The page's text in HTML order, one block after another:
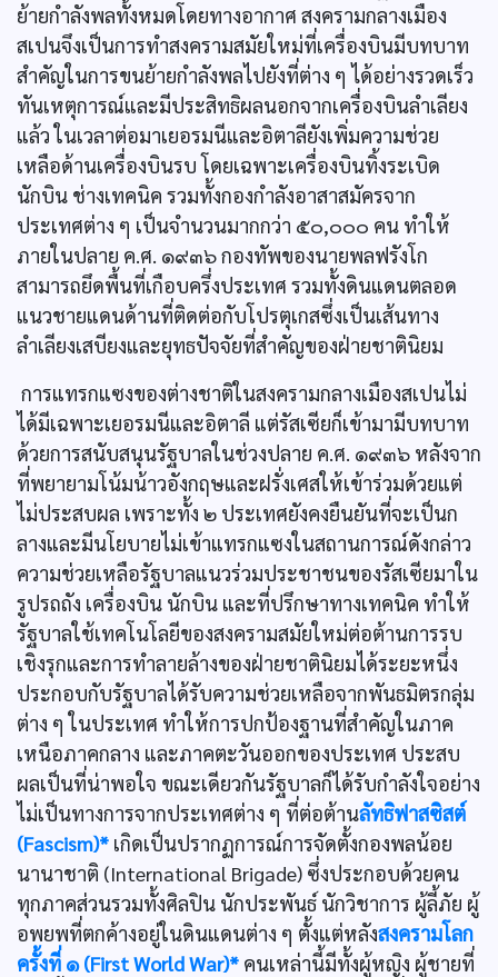
ย้ายกำลังพลทั้งหมดโดยทางอากาศ สงครามกลางเมือง
สเปนจึงเป็นการทำสงครามสมัยใหม่ที่เครื่องบินมีบทบาท
สำคัญในการขนย้ายกำลังพลไปยังที่ต่าง ๆ ได้อย่างรวดเร็ว
ทันเหตุการณ์และมีประสิทธิผลนอกจากเครื่องบินลำเลียง
แล้ว ในเวลาต่อมาเยอรมนีและอิตาลียังเพิ่มความช่วย
เหลือด้านเครื่องบินรบ โดยเฉพาะเครื่องบินทิ้งระเบิด
นักบิน ช่างเทคนิค รวมทั้งกองกำลังอาสาสมัครจาก
ประเทศต่าง ๆ เป็นจำนวนมากกว่า ๕๐,๐๐๐ คน ทำให้
ภายในปลาย ค.ศ. ๑๙๓๖ กองทัพของนายพลฟรังโก
สามารถยึดพื้นที่เกือบครึ่งประเทศ รวมทั้งดินแดนตลอด
แนวชายแดนด้านที่ติดต่อกับโปรตุเกสซึ่งเป็นเส้นทาง
ลำเลียงเสบียงและยุทธปัจจัยที่สำคัญของฝ่ายชาตินิยม
การแทรกแซงของต่างชาติในสงครามกลางเมืองสเปนไม่
ได้มีเฉพาะเยอรมนีและอิตาลี แต่รัสเซียก็เข้ามามีบทบาท
ด้วยการสนับสนุนรัฐบาลในช่วงปลาย ค.ศ. ๑๙๓๖ หลังจาก
ที่พยายามโน้มน้าวอังกฤษและฝรั่งเศสให้เข้าร่วมด้วยแต่
ไม่ประสบผล เพราะทั้ง ๒ ประเทศยังคงยืนยันที่จะเป็นก
ลางและมีนโยบายไม่เข้าแทรกแซงในสถานการณ์ดังกล่าว
ความช่วยเหลือรัฐบาลแนวร่วมประชาชนของรัสเซียมาใน
รูปรถถัง เครื่องบิน นักบิน และที่ปรึกษาทางเทคนิค ทำให้
รัฐบาลใช้เทคโนโลยีของสงครามสมัยใหม่ต่อต้านการรบ
เชิงรุกและการทำลายล้างของฝ่ายชาตินิยมได้ระยะหนึ่ง
ประกอบกับรัฐบาลได้รับความช่วยเหลือจากพันธมิตรกลุ่ม
ต่าง ๆ ในประเทศ ทำให้การปกป้องฐานที่สำคัญในภาค
เหนือภาคกลาง และภาคตะวันออกของประเทศ ประสบ
ผลเป็นที่น่าพอใจ ขณะเดียวกันรัฐบาลก็ได้รับกำลังใจอย่าง
ไม่เป็นทางการจากประเทศต่าง ๆ ที่ต่อต้านลัทธิฟาสซิสต์
(Fascism)* เกิดเป็นปรากฏการณ์การจัดตั้งกองพลน้อย
นานาชาติ (International Brigade) ซึ่งประกอบด้วยคน
ทุกภาคส่วนรวมทั้งศิลปิน นักประพันธ์ นักวิชาการ ผู้ลี้ภัย ผู้
อพยพที่ตกค้างอยู่ในดินแดนต่าง ๆ ตั้งแต่หลังสงครามโลก
ครั้งที่ ๑ (First World War)* คนเหล่านี้มีทั้งผู้หญิง ผู้ชายที่